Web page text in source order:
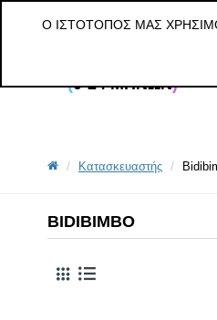
Ο ΙΣΤΌΤΟΠΌΣ ΜΑΣ
(0-24 ΜΗΝΏΝ)
Κατασκευαστής
BIDIBIMBO